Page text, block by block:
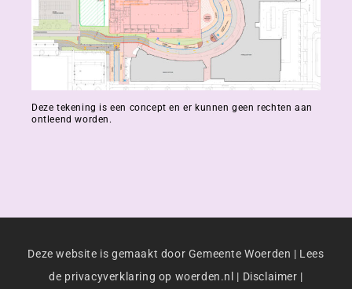
Deze tekening is een concept en er kunnen geen rechten aan
ontleend worden.
Deze website is gemaakt door Gemeente Woerden | Lees
de privacyverklaring op woerden.nl
| Disclaimer |